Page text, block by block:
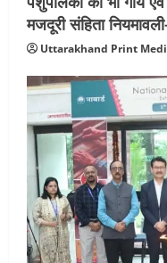
मजदूरी संहिता
Uttarakhand Print